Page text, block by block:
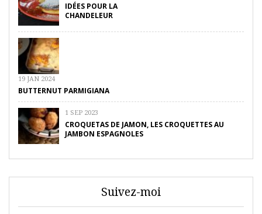
IDÉES POUR LA
CHANDELEUR
19 JAN 2024
BUTTERNUT PARMIGIANA
1 SEP 2023
CROQUETAS DE JAMON, LES CROQUETTES AU
JAMBON ESPAGNOLES
Suivez-moi